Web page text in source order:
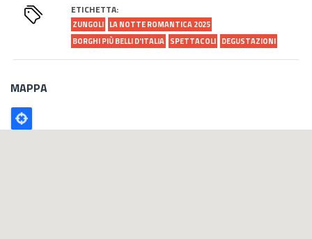
ETICHETTA:
ZUNGOLI LA NOTTE ROMANTICA 2025
BORGHI PIÙ BELLI D'ITALIA SPETTACOLI DEGUSTAZIONI
MAPPA
Poligono
GEO